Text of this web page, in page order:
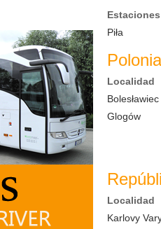
Piła
Polonia
Localidad
Bolesławiec
Glogów
Localidad
Karlovy